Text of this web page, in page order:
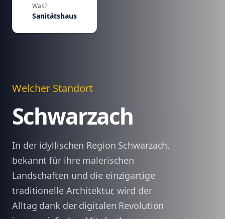
Was?
Sanitätshaus
Welcher Standort
Schwarzach
In der idyllischen Region Schwarzach,
bekannt für ihre malerischen
Landschaften und die einzigartige
traditionelle Architektur, wird der
Alltag dank der digitalen Revolution